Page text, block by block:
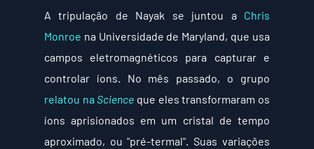
A tripulação de Nayak se juntou a Chris
Monroe na Universidade de Maryland, que usa
campos eletromagnéticos para capturar e
relatou na Science que eles transformaram os
íons aprisionados em um cristal de tempo
aproximado, ou "pré-termal". Suas variações